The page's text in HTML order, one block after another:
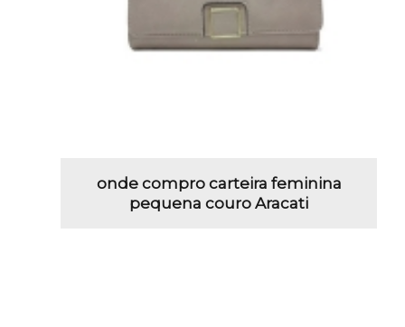
onde compro carteira feminina
pequena couro Aracati